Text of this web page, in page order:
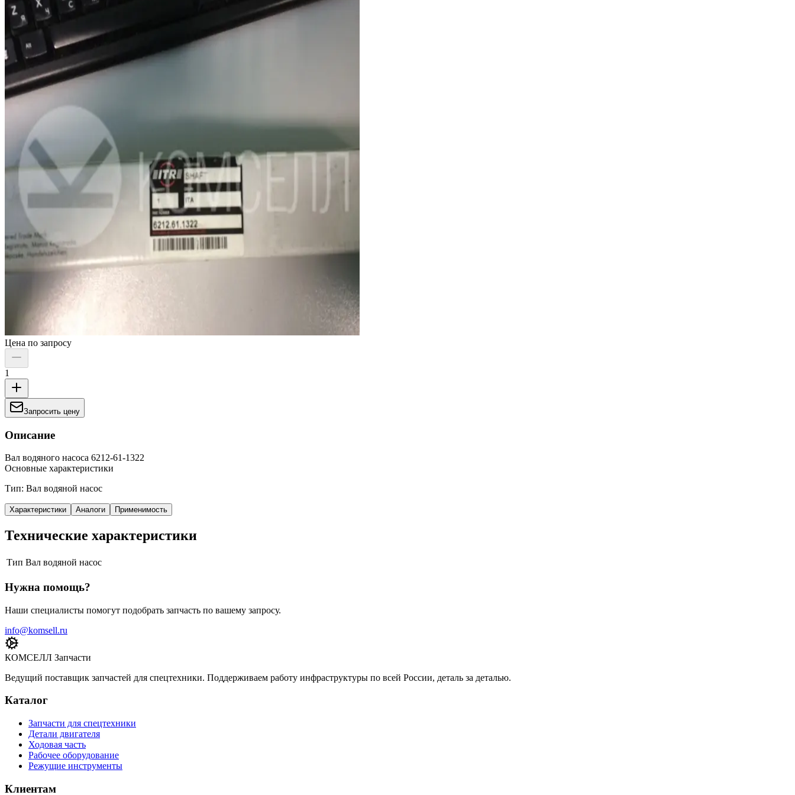
Цена по запросу
1
Запросить цену
Описание
Вал водяного насоса 6212-61-1322
Основные характеристики
Тип: Вал водяной насос
Характеристики Аналоги Применимость
Технические характеристики
Тип Вал водяной насос
Нужна помощь?
Наши специалисты помогут подобрать запчасть по вашему запросу.
info@komsell.ru
КОМСЕЛЛ Запчасти
Ведущий поставщик запчастей для спецтехники. Поддерживаем работу инфраструктуры по всей России, деталь за деталью.
Каталог
Запчасти для спецтехники
Детали двигателя
Ходовая часть
Рабочее оборудование
Режущие инструменты
Клиентам